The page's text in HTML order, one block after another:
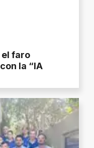
el faro
la “IA